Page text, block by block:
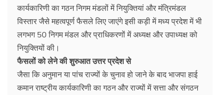
कार्यकारिणी का गठन निगम मंडलों में नियुक्तियां और मंत्रिमंडल
विस्तार जैसे महत्वपूर्ण फैसले लिए जाएंगे इसी कड़ी में मध्य प्रदेश में भी
लगभग 50 निगम मंडल और प्राधिकरणों में अध्यक्ष और उपाध्यक्ष को
नियुक्तियों की।
फैसलों को लेने की शुरुआत उत्तर प्रदेश से
जैसा कि अनुमान या पांच राज्यों के चुनाव हो जाने के बाद भाजपा हाई
कमान राष्ट्रीय कार्यकारिणी का गठन और राज्यों में सत्ता और संगठन